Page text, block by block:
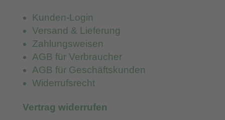
Kunden-Login
Versand & Lieferung
Zahlungsweisen
AGB für Verbraucher
AGB für Geschäftskunden
Widerrufsrecht
Vertrag widerrufen